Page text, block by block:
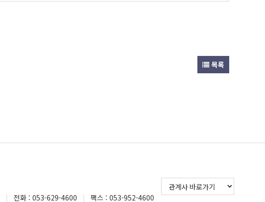
목록
전화 : 053-629-4600 팩스 : 053-952-4600